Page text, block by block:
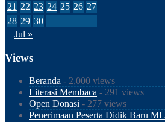
21 22 23 24 25 26 27
28 29 30
Jul »
Views
Beranda - 2,000 views
Literasi Membaca - 291 views
Open Donasi - 277 views
Penerimaan Peserta Didik Baru